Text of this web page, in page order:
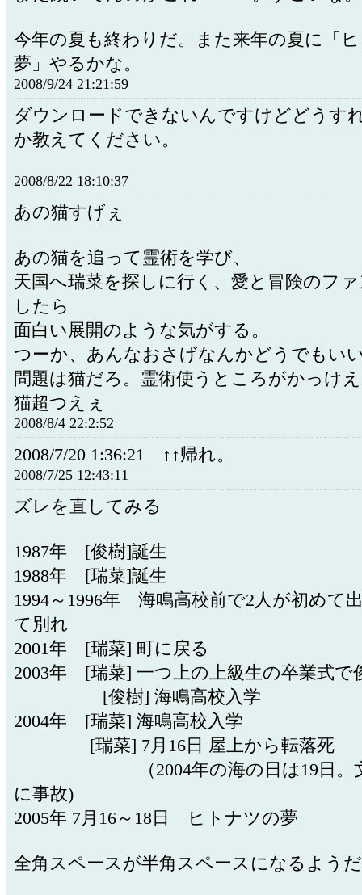
今年の夏も終わりだ。また来年の夏に「
夢」やるかな。
2008/9/24 21:21:59
ダウンロードできないんですけどどうす
か教えてください。
2008/8/22 18:10:37
あの猫すげぇ
あの猫を追って霊術を学び、
天国へ瑞菜を探しに行く、愛と冒険のフ
したら
面白い展開のような気がする。
つーか、あんなおさげなんかどうでもい
問題は猫だろ。霊術使うところがかっけ
猫超つえぇ
2008/8/4 22:2:52
2008/7/20 1:36:21 ↑↑帰れ。
2008/7/25 12:43:11
ズレを直してみる
1987年 [俊樹]誕生
1988年 [瑞菜]誕生
1994～1996年 海鳴高校前で2人が初めて
て別れ
2001年 [瑞菜] 町に戻る
2003年 [瑞菜] 一つ上の上級生の卒業式で
[俊樹] 海鳴高校入学
2004年 [瑞菜] 海鳴高校入学
[瑞菜] 7月16日 屋上から転落死
（2004年の海の日は19日。文
に事故)
2005年 7月16～18日 ヒトナツの夢
全角スペースが半角スペースになるよう